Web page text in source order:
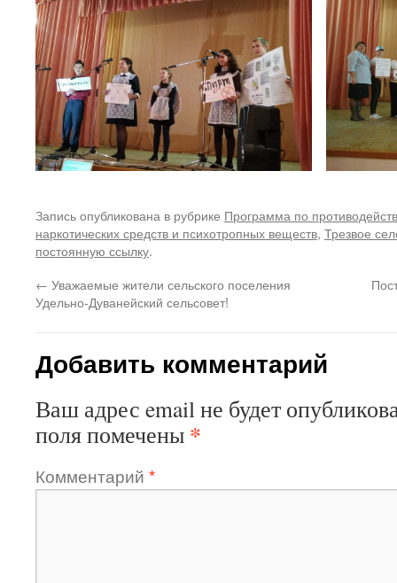
Запись опубликована в рубрике Программа по
наркотических средств и психотропных веществ, Трезвое
постоянную ссылку.
← Уважаемые жители сельского поселения
Удельно-Дуванейский сельсовет!
Добавить комментарий
Ваш адрес email не будет
поля помечены *
Комментарий *